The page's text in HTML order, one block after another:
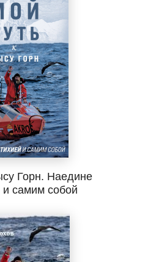
Горн. Наедине
и самим собой